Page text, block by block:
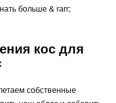
больше & rarr;
кос для
собственные